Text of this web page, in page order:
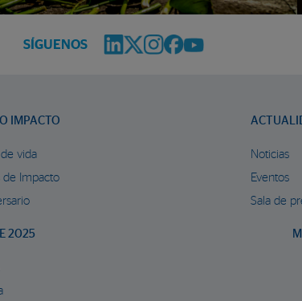
SÍGUENOS
IMPACTO
vida
de Impacto
Noticias
Eventos
Sala de
2025